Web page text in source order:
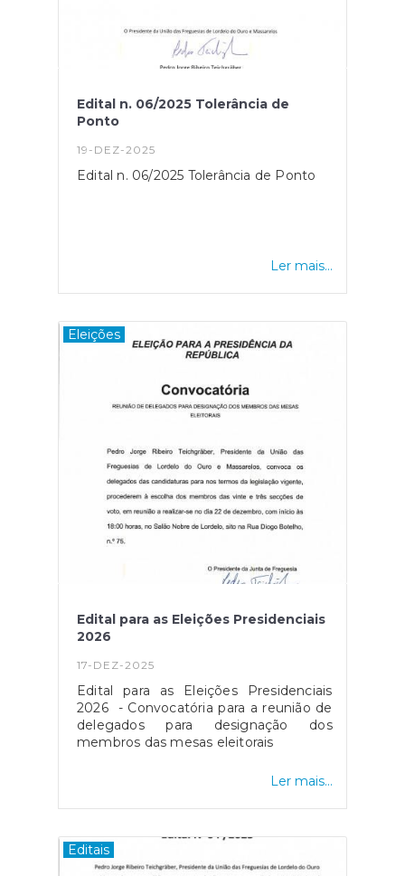
Edital n. 06/2025 Tolerância de
Ponto
19-DEZ-2025
Edital n. 06/2025 Tolerância de Ponto
Ler mais...
Eleições
Edital para as Eleições Presidenciais
2026
17-DEZ-2025
Edital para as Eleições Presidenciais
2026 - Convocatória para a reunião de
delegados para designação dos
membros das mesas eleitorais
Ler mais...
Editais